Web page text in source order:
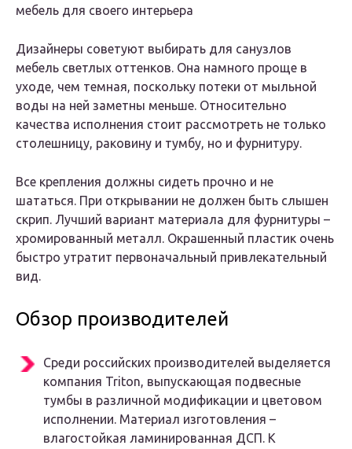
мебель для своего интерьера
Дизайнеры советуют выбирать для санузлов
мебель светлых оттенков. Она намного проще в
уходе, чем темная, поскольку потеки от мыльной
воды на ней заметны меньше. Относительно
качества исполнения стоит рассмотреть не только
столешницу, раковину и тумбу, но и фурнитуру.
Все крепления должны сидеть прочно и не
шататься. При открывании не должен быть слышен
скрип. Лучший вариант материала для фурнитуры –
хромированный металл. Окрашенный пластик очень
быстро утратит первоначальный привлекательный
вид.
Обзор производителей
Среди российских производителей выделяется
компания Triton, выпускающая подвесные
тумбы в различной модификации и цветовом
исполнении. Материал изготовления –
влагостойкая ламинированная ДСП. К